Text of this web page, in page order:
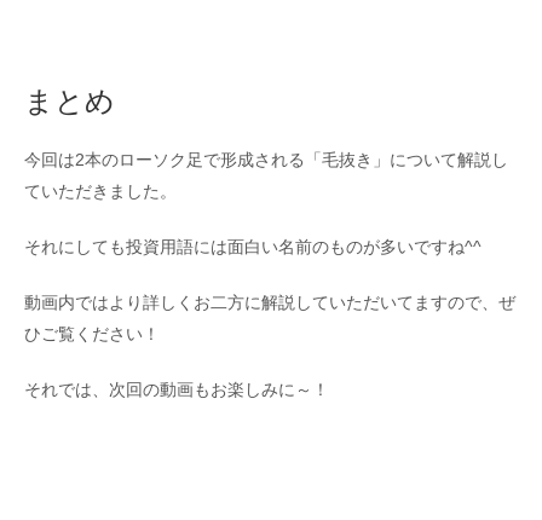
まとめ
今回は2本のローソク足で形成される「毛抜き」について解説し
ていただきました。
それにしても投資用語には面白い名前のものが多いですね^^
動画内ではより詳しくお二方に解説していただいてますので、ぜ
ひご覧ください！
それでは、次回の動画もお楽しみに～！